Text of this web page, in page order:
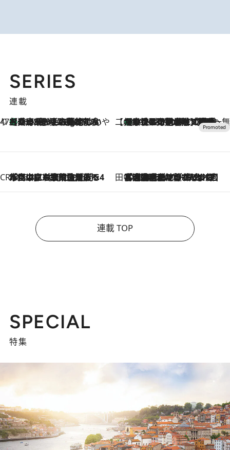
SERIES
連載
47都道府県の手みやげ ひんやりスイーツで夏を満喫
46 Minutes Ago
【兵庫県】この夏絶対食べたい 冷やしておいしいおやつ3選 淡路島の恵みをジェラートに集約 【CREA×星野リゾート】唯一無二。癒しと発見が待つ場所へ
2026.8.7
【トンボの足水浴】ヒノキの香りに包まれて涼感マックス！約13℃の湧水かけ流しを避暑地「星野温泉 トンボの湯」で体験
CREA'S CHOICE
2026.8.7
「立川にも歌舞伎があるんだよ」 片岡仁左衛門・市川中車ら豪華座組みで4年目の立川立飛歌舞伎へ 田中稲の勝手に再ブーム
2026.8.7
「湘南乃風に憧れて」観客大盛上がりの“タオル回し”に、ラッパー顔負けの高速歌唱まで…さだまさし（74）のアグレッシブすぎる現在地
連載 TOP
SPECIAL
特集